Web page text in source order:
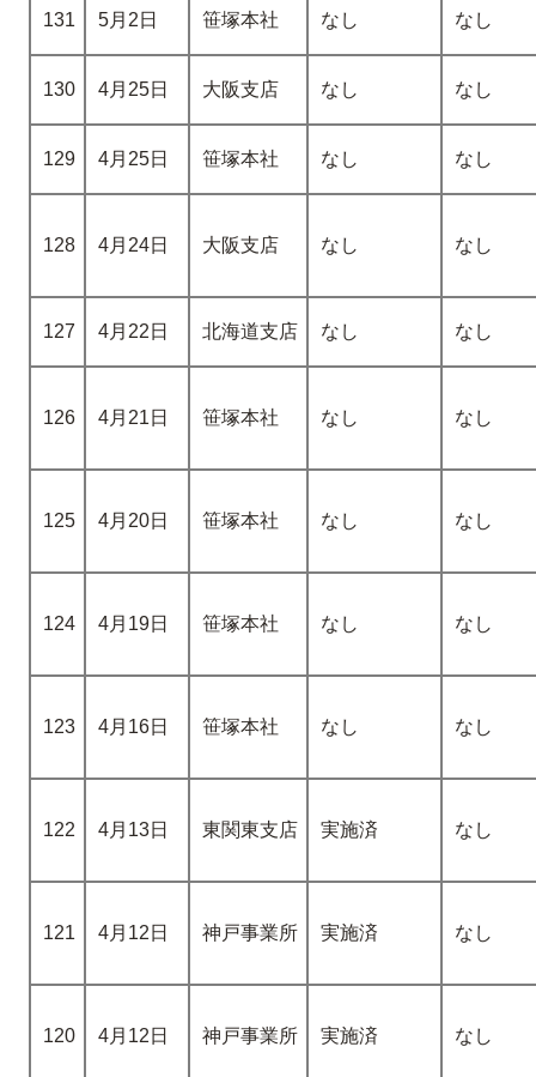
131 5月2日 笹塚本社 なし なし
130 4月25日 大阪支店 なし なし
129 4月25日 笹塚本社 なし なし
128 4月24日 大阪支店 なし なし
127 4月22日 北海道支店 なし なし
126 4月21日 笹塚本社 なし なし
125 4月20日 笹塚本社 なし なし
124 4月19日 笹塚本社 なし なし
123 4月16日 笹塚本社 なし なし
122 4月13日 東関東支店 実施済 なし
121 4月12日 神戸事業所 実施済 なし
120 4月12日 神戸事業所 実施済 なし